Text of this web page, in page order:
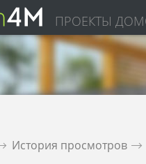
ПРОЕКТЫ
История просмотров .